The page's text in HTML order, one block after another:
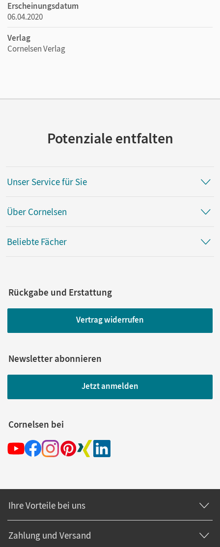
Erscheinungsdatum
06.04.2020
Verlag
Cornelsen Verlag
Potenziale entfalten
Unser Service für Sie
Über Cornelsen
Beliebte Fächer
Rückgabe und Erstattung
Vertrag widerrufen
Newsletter abonnieren
Jetzt anmelden
Cornelsen bei
Ihre Vorteile bei uns
Zahlung und Versand